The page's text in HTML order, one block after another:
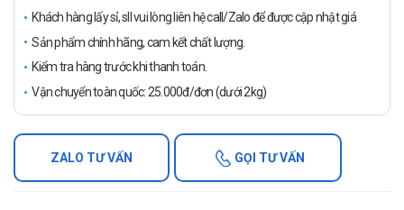
Khách hàng lấy sỉ, sll vui lòng liên hệ call/Zalo để được cập nhật giá
Sản phẩm chính hãng, cam kết chất lượng.
Kiểm tra hàng trước khi thanh toán.
Vận chuyển toàn quốc: 25.000đ/đơn (dưới 2kg)
ZALO TƯ VẤN GỌI TƯ VẤN